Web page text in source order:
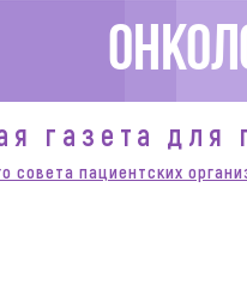
газета для
совета пациентских